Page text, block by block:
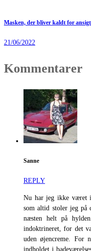
Masken, der bliver kaldt for
21/06/2022
Kommentarer
Sanne
REPLY
Nu har jeg ikke været
som altid stoler jeg på
næsten helt på
indoktrineret, for det
uden øjencreme. For
indholdet i